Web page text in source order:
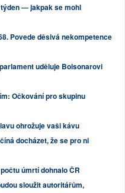
— jakpak se mohl
Povede děsivá nekompetence
uděluje Bolsonarovi
Očkování pro skupinu
ohrožuje vaši kávu
docházet, že se pro ni
úmrtí dohnalo ČR
sloužit autoritářům,